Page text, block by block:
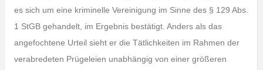
es sich um eine kriminelle Vereinigung im Sinne des § 129 Abs.
1 StGB gehandelt, im Ergebnis bestätigt. Anders als das
angefochtene Urteil sieht er die Tätlichkeiten im Rahmen der
verabredeten Prügeleien unabhängig von einer größeren